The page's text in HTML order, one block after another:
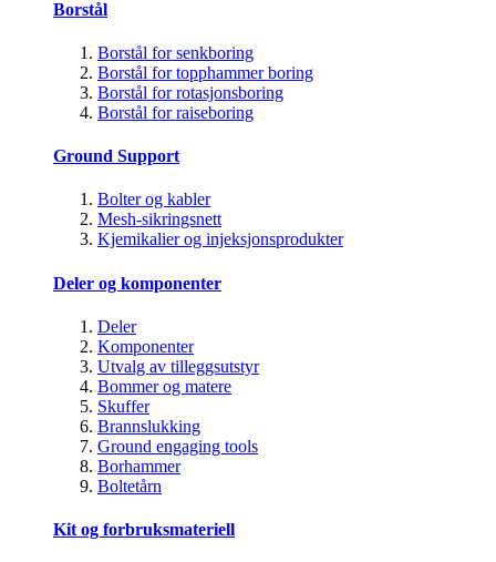
Borstål
Borstål for senkboring
Borstål for topphammer boring
Borstål for rotasjonsboring
Borstål for raiseboring
Ground Support
Bolter og kabler
Mesh-sikringsnett
Kjemikalier og injeksjonsprodukter
Deler og komponenter
Deler
Komponenter
Utvalg av tilleggsutstyr
Bommer og matere
Skuffer
Brannslukking
Ground engaging tools
Borhammer
Boltetårn
Kit og forbruksmateriell